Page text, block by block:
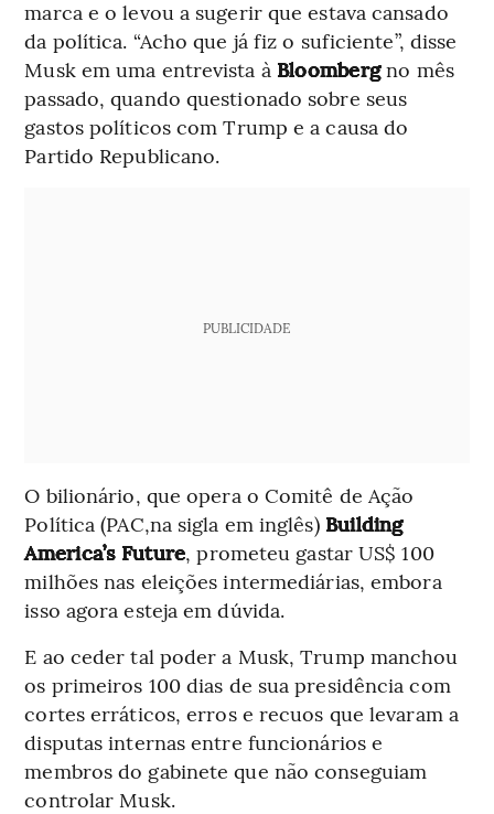
marca e o levou a sugerir que estava cansado
da política. “Acho que já fiz o suficiente”, disse
Musk em uma entrevista à Bloombergno mês
passado, quando questionado sobre seus
gastos políticos com Trump e a causa do
Partido Republicano.
PUBLICIDADE
O bilionário, que opera o Comitê de Ação
Política (PAC,na sigla em inglês) Building
America’s Future, prometeu gastar US$ 100
milhões nas eleições intermediárias, embora
isso agora esteja em dúvida.
E ao ceder tal poder a Musk, Trump manchou
os primeiros 100 dias de sua presidência com
cortes erráticos, erros e recuos que levaram a
disputas internas entre funcionários e
membros do gabinete que não conseguiam
controlar Musk.